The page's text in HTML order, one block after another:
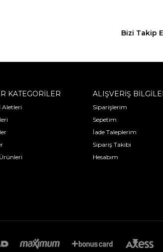
Bizi Takip
KATEGORİLER
Aletleri
ALIŞVERİŞ
Siparişlerim
Sepetim
İade Taleplerim
Sipariş Takibi
Hesabım